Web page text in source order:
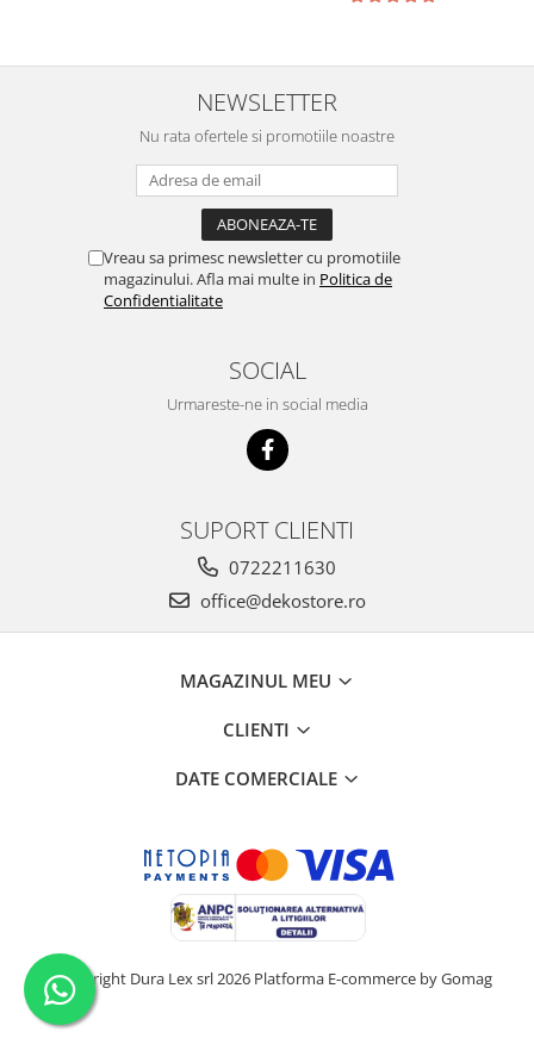
NEWSLETTER
Nu rata ofertele si promotiile noastre
Vreau sa primesc newsletter cu promotiile
magazinului. Afla mai multe in Politica de
Confidentialitate
SOCIAL
Urmareste-ne in social media
SUPORT CLIENTI
0722211630
office@dekostore.ro
MAGAZINUL MEU
CLIENTI
DATE COMERCIALE
©Copyright Dura Lex srl 2026 Platforma E-commerce by Gomag